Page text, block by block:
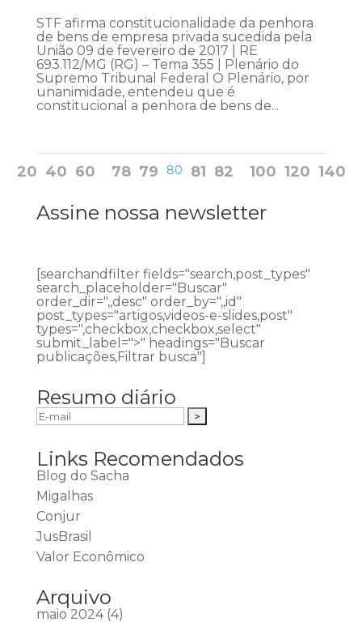
STF afirma constitucionalidade da penhora
de bens de empresa privada sucedida pela
União 09 de fevereiro de 2017 | RE
693.112/MG (RG) – Tema 355 | Plenário do
Supremo Tribunal Federal O Plenário, por
unanimidade, entendeu que é
constitucional a penhora de bens de...
20 40 60 78 79 80 81 82 100 120 140
Assine nossa newsletter
[searchandfilter fields="search,post_types"
search_placeholder="Buscar"
order_dir=",,desc" order_by=",,id"
post_types="artigos,videos-e-slides,post"
types=",checkbox,checkbox,select"
submit_label=">" headings="Buscar
publicações,Filtrar busca"]
Resumo diário
Links Recomendados
Blog do Sacha
Migalhas
Conjur
JusBrasil
Valor Econômico
Arquivo
maio 2024(4)